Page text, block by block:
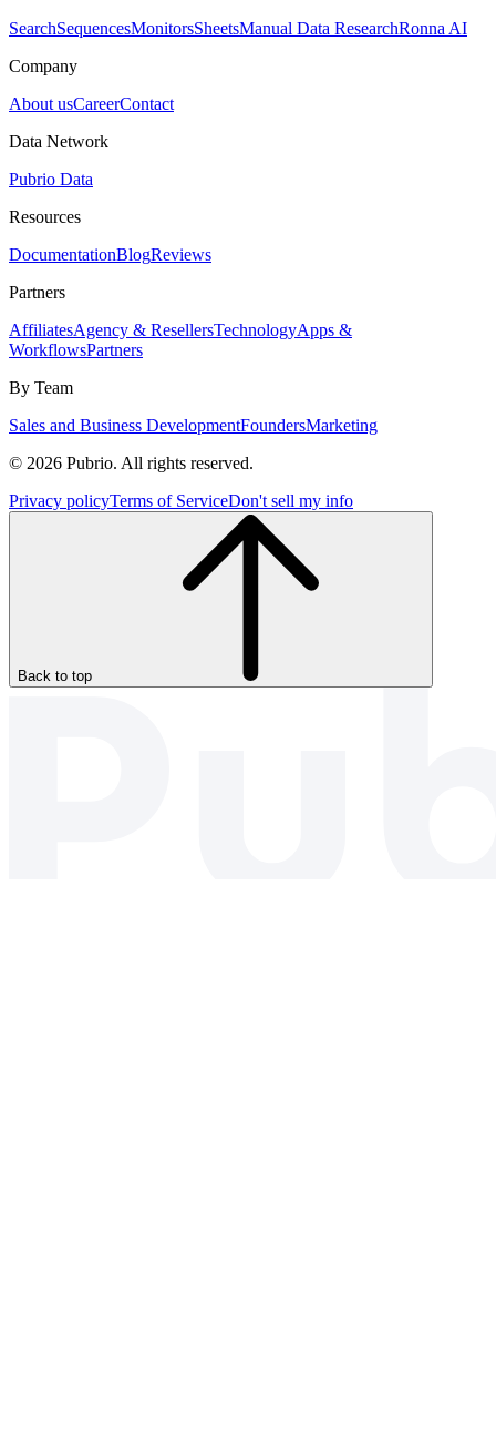
SearchSequencesMonitorsSheetsManual Data ResearchRonna AI
Company
About usCareerContact
Data Network
Pubrio Data
Resources
DocumentationBlogReviews
Partners
AffiliatesAgency & ResellersTechnologyApps &
WorkflowsPartners
By Team
Sales and Business DevelopmentFoundersMarketing
© 2026 Pubrio. All rights reserved.
Privacy policyTerms of ServiceDon't sell my info
Back to top